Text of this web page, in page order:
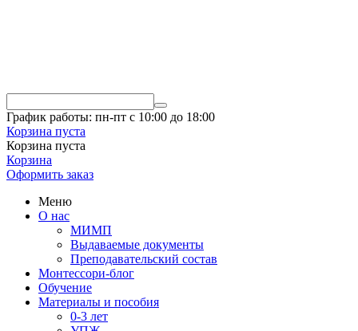
График работы: пн-пт с 10:00 до 18:00
Корзина пуста
Корзина пуста
Корзина
Оформить заказ
Меню
О нас
МИМП
Выдаваемые документы
Преподавательский состав
Монтессори-блог
Обучение
Материалы и пособия
0-3 лет